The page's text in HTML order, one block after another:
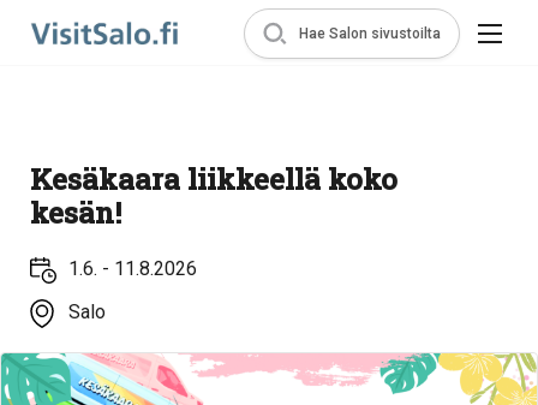
Hae Salon sivustoilta
Kesäkaara liikkeellä koko
kesän!
1.6. - 11.8.2026
Salo